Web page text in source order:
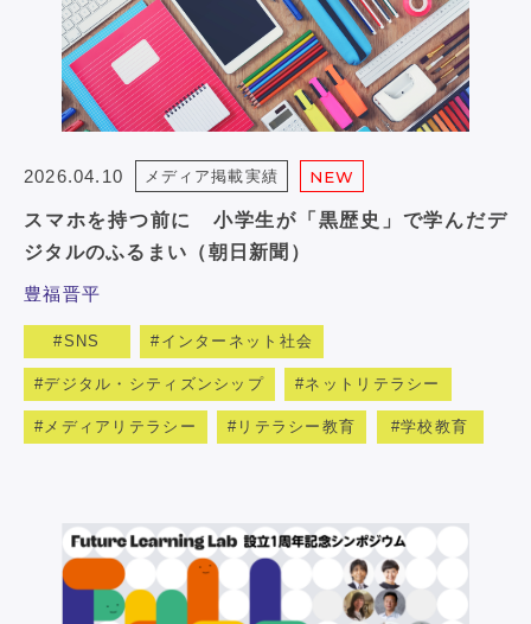
2026.04.10 メディア掲載実績 NEW
スマホを持つ前に 小学生が「黒歴史」で学んだデ
ジタルのふるまい（朝日新聞）
豊福晋平
SNS インターネット社会
デジタル・シティズンシップ ネットリテラシー
メディアリテラシー リテラシー教育 学校教育